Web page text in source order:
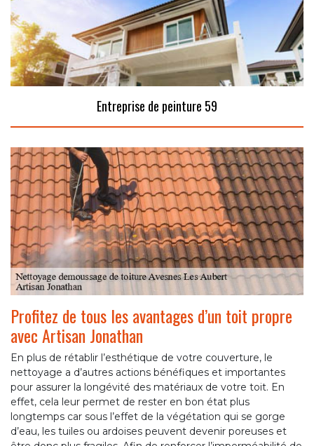
Entreprise de peinture 59
Profitez de tous les avantages d’un toit propre
avec Artisan Jonathan
En plus de rétablir l’esthétique de votre couverture, le
nettoyage a d’autres actions bénéfiques et importantes
pour assurer la longévité des matériaux de votre toit. En
effet, cela leur permet de rester en bon état plus
longtemps car sous l’effet de la végétation qui se gorge
d’eau, les tuiles ou ardoises peuvent devenir poreuses et